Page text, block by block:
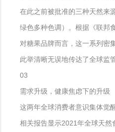
在此之前被批准的三种天然来
绿色多种色调）。根据《联邦
对糖果品牌而言，这一系列密
此举清晰无误地传达了全球监
03
需求升级，健康焦虑下的升级
这两年全球消费者意识集体觉
相关报告显示2021年全球天